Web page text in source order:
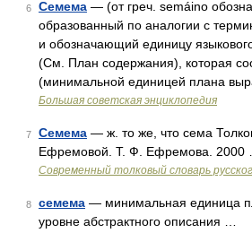
6 Семема — (от греч. semáino
образованный по аналогии с
и обозначающий единицу
(См. План содержания), которая
(минимальной единицей плана
Большая советская энциклопедия
7 Семема — ж. то же, что сема
Ефремовой. Т. Ф. Ефремова. 2000
Современный толковый словарь
8 семема — минимальная единица
уровне абстрактного описания …